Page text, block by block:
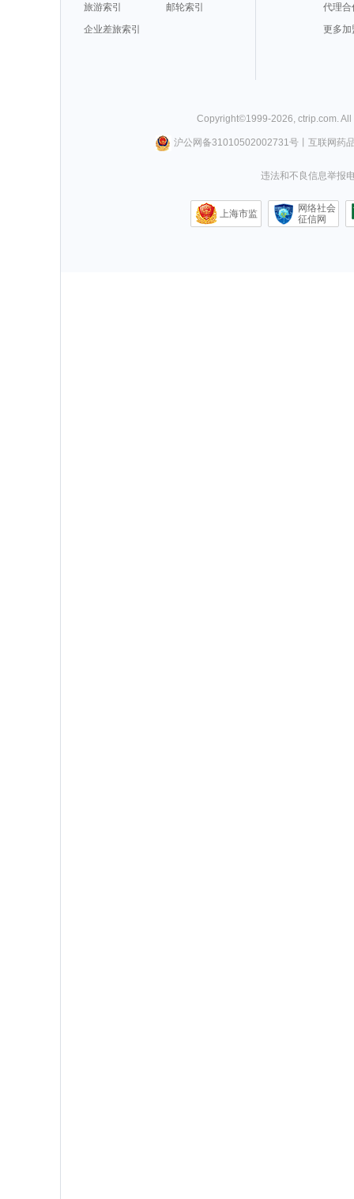
旅游索引
邮轮索引
企业差旅索引
代理合
更多加
Copyright©1999-2026 ctrip.com .
沪公网备31010502002731号丨 互联网药
违法和不良信息举报
上海市监
网络社会
征信网